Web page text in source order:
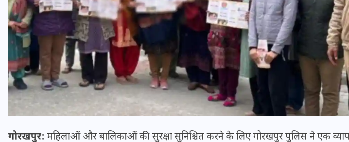
गोरखपुर: महिलाओं और बालिकाओं की सुरक्षा सुनिश्चित करने के लिएगोरखपुर पुलिसने एक
यूपी लेखपाल भर्ती: ओबीसी को
मिली बड़ी राहत, 2158 पदों पर
बंपर वैकेंसी, जनरल कोटे में भारी
कटौती
29 दिसम्बर 2025
वोटर लिस्ट
हुआ बदलाव, देखें नई
पूरी लिस्ट
30 दिसम्बर